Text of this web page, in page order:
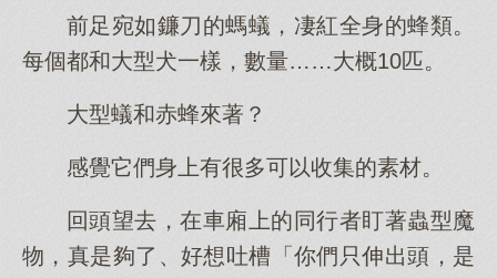
前足宛如鐮刀的螞蟻，凄紅全身的蜂類。
每個都和大型犬一樣，數量……大概10匹。
大型蟻和赤蜂來著？
感覺它們身上有很多可以收集的素材。
回頭望去，在車廂上的同行者盯著蟲型魔
物，真是夠了、好想吐槽「你們只伸出頭，是